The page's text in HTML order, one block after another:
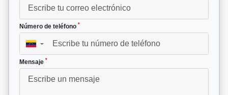
Número de teléfono *
▼
Mensaje *